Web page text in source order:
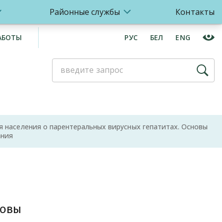
Районные службы Контакты
РУС БЕЛ ENG
о парентеральных вирусных гепатитах. Основы